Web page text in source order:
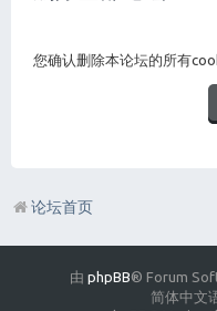
您确认删除本论坛的所有
论坛首页
由 phpBB® Forum
简体中文